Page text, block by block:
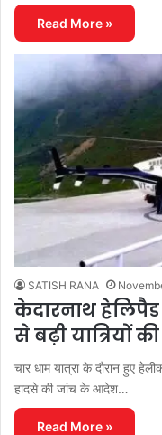
Read More »
SATISH RANA
केदारनाथ
से बढ़ी यात्रियों
चार धाम यात्रा के दौरान हुए
हादसे की जांच के आदेश…
Read More »